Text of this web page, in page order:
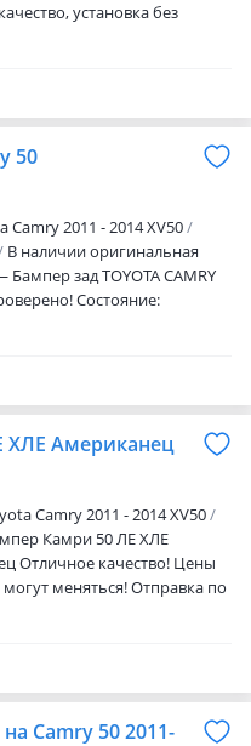
установка без
Подходит на Toyota Camry 50
50
Camry 2011 - 2014 XV50
В наличии оригинальная
Бампер зад TOYOTA CAMRY
Cостояние:
может зависеть от курса
ХЛЕ Американец
Camry 2011 - 2014 XV50
Камри 50 ЛЕ ХЛЕ
Отличное качество! Цены
меняться! Отправка по
Camry 50 2011-